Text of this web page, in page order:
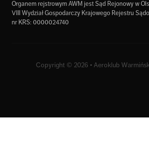
Organem rejstrowym AWM jest Sąd Rejonowy w
VIII Wydział Gospodarczy Krajowego Rejestru
nr KRS: 0000024740
Copyright © 2026 • Aeroklub